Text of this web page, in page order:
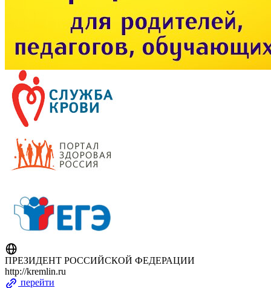
ПРЕЗИДЕНТ РОССИЙСКОЙ ФЕДЕРАЦИИ
http://kremlin.ru
перейти